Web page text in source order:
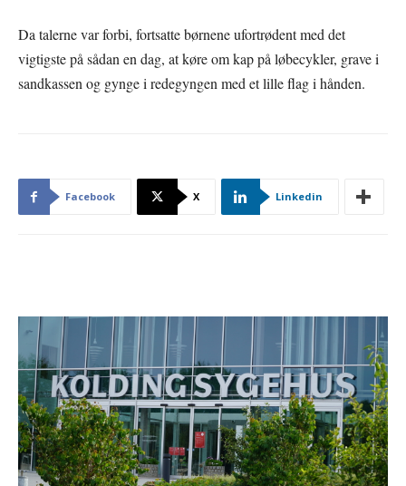
Da talerne var forbi, fortsatte børnene ufortrødent med det
vigtigste på sådan en dag, at køre om kap på løbecykler, grave i
sandkassen og gynge i redegyngen med et lille flag i hånden.
Facebook X Linkedin